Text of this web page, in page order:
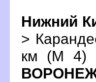
Нижний
>
км (М 4)